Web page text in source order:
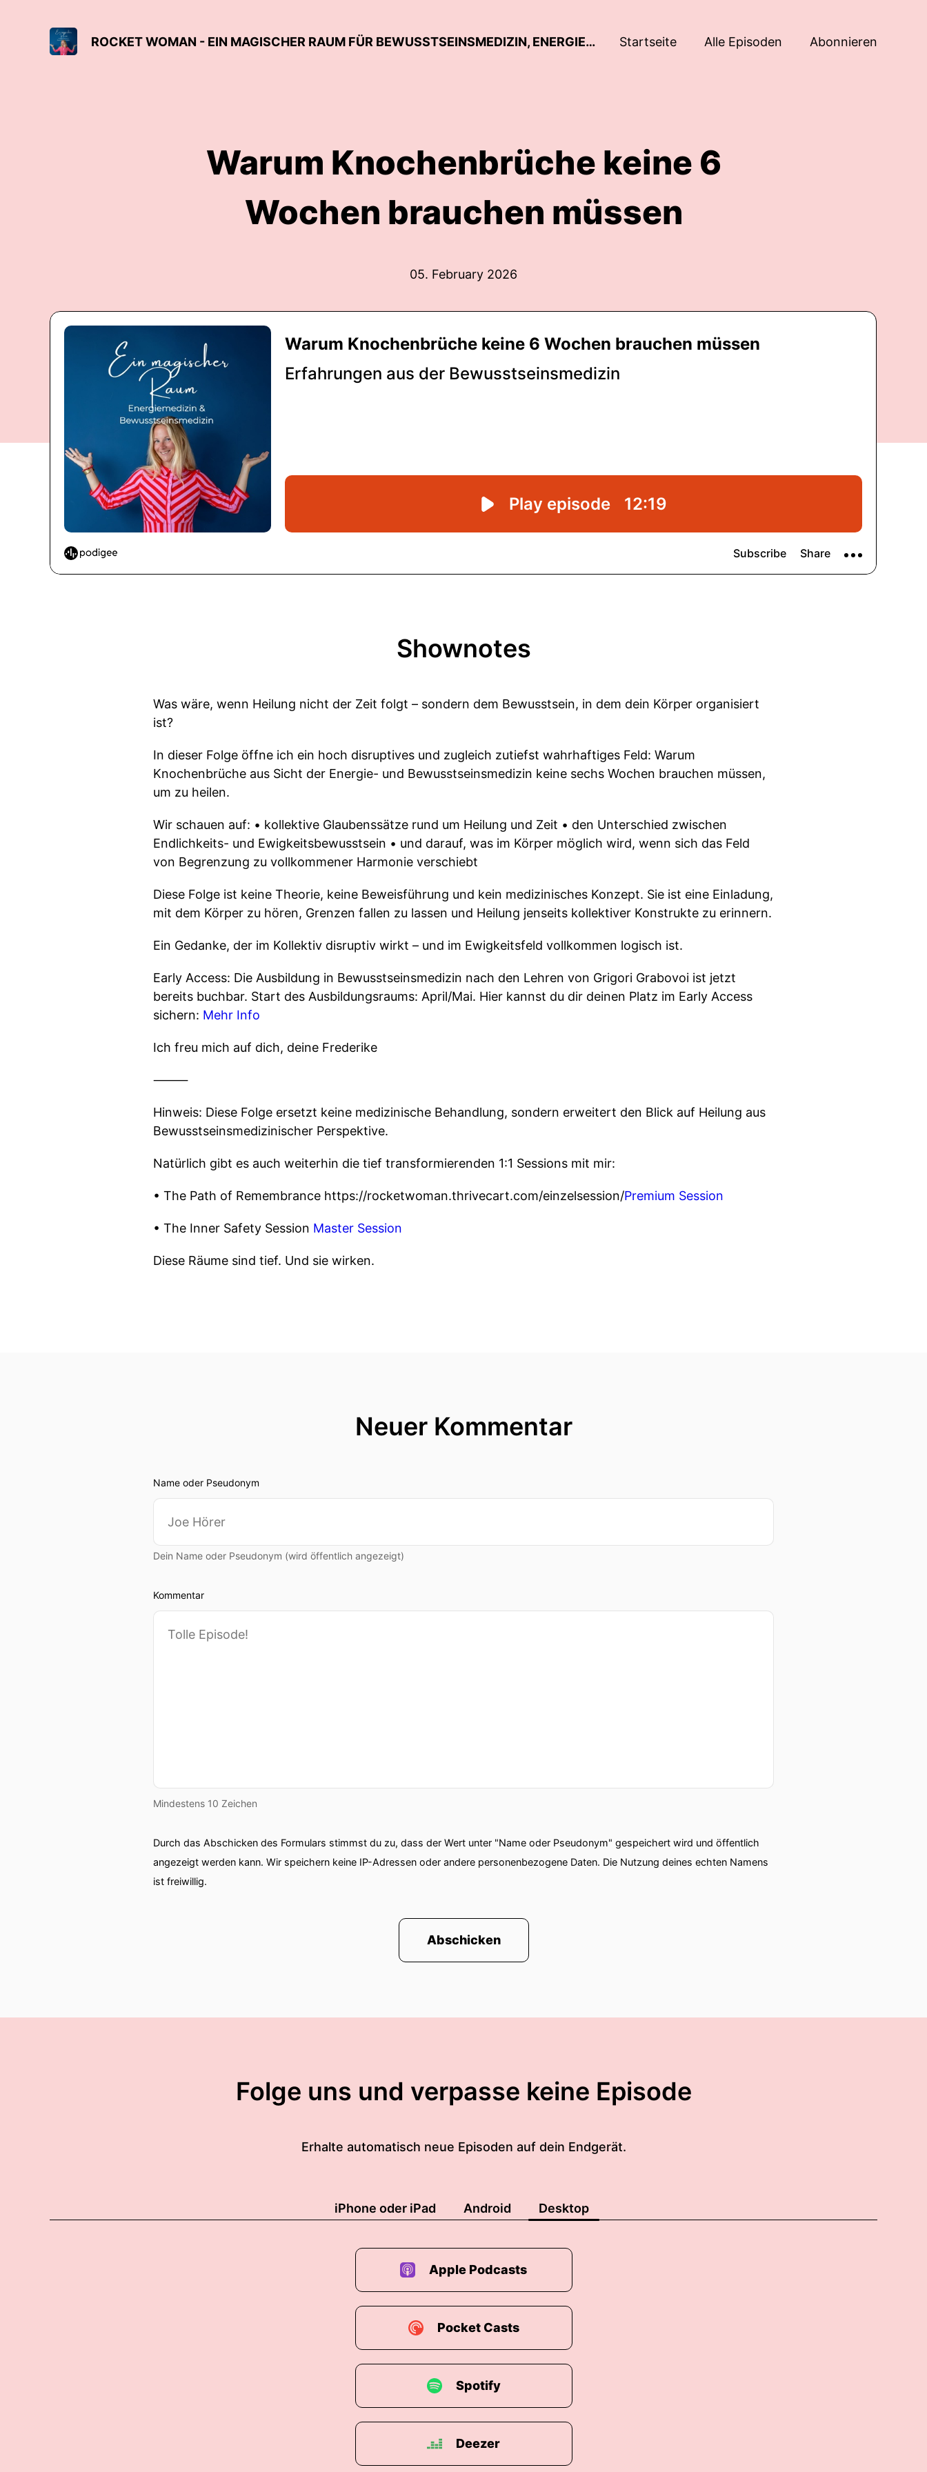
ROCKET WOMAN - EIN MAGISCHER RAUM FÜR BEWUSSTSEINSMEDIZIN, ENERGIE UND EINE NEUE REALITÄT VON GESUNDHEIT Startseite Alle Episoden Abonnieren
Warum Knochenbrüche keine 6
Wochen brauchen müssen
05. February 2026
Shownotes
Was wäre, wenn Heilung nicht der Zeit folgt – sondern dem Bewusstsein, in dem dein Körper organisiert
ist?
In dieser Folge öffne ich ein hoch disruptives und zugleich zutiefst wahrhaftiges Feld: Warum
Knochenbrüche aus Sicht der Energie- und Bewusstseinsmedizin keine sechs Wochen brauchen müssen,
um zu heilen.
Wir schauen auf: • kollektive Glaubenssätze rund um Heilung und Zeit • den Unterschied zwischen
Endlichkeits- und Ewigkeitsbewusstsein • und darauf, was im Körper möglich wird, wenn sich das Feld
von Begrenzung zu vollkommener Harmonie verschiebt
Diese Folge ist keine Theorie, keine Beweisführung und kein medizinisches Konzept. Sie ist eine Einladung,
mit dem Körper zu hören, Grenzen fallen zu lassen und Heilung jenseits kollektiver Konstrukte zu erinnern.
Ein Gedanke, der im Kollektiv disruptiv wirkt – und im Ewigkeitsfeld vollkommen logisch ist.
Early Access: Die Ausbildung in Bewusstseinsmedizin nach den Lehren von Grigori Grabovoi ist jetzt
bereits buchbar. Start des Ausbildungsraums: April/Mai. Hier kannst du dir deinen Platz im Early Access
sichern: Mehr Info
Ich freu mich auf dich, deine Frederike
⸻
Hinweis: Diese Folge ersetzt keine medizinische Behandlung, sondern erweitert den Blick auf Heilung aus
Bewusstseinsmedizinischer Perspektive.
Natürlich gibt es auch weiterhin die tief transformierenden 1:1 Sessions mit mir:
• The Path of Remembrance https://rocketwoman.thrivecart.com/einzelsession/Premium Session
• The Inner Safety Session Master Session
Diese Räume sind tief. Und sie wirken.
Neuer Kommentar
Name oder Pseudonym
Dein Name oder Pseudonym (wird öffentlich angezeigt)
Kommentar
Mindestens 10 Zeichen
Durch das Abschicken des Formulars stimmst du zu, dass der Wert unter "Name oder Pseudonym" gespeichert wird und öffentlich
angezeigt werden kann. Wir speichern keine IP-Adressen oder andere personenbezogene Daten. Die Nutzung deines echten Namens
ist freiwillig.
Abschicken
Folge uns und verpasse keine Episode
Erhalte automatisch neue Episoden auf dein Endgerät.
iPhone oder iPad Android Desktop
Apple Podcasts
Pocket Casts
Spotify
Deezer